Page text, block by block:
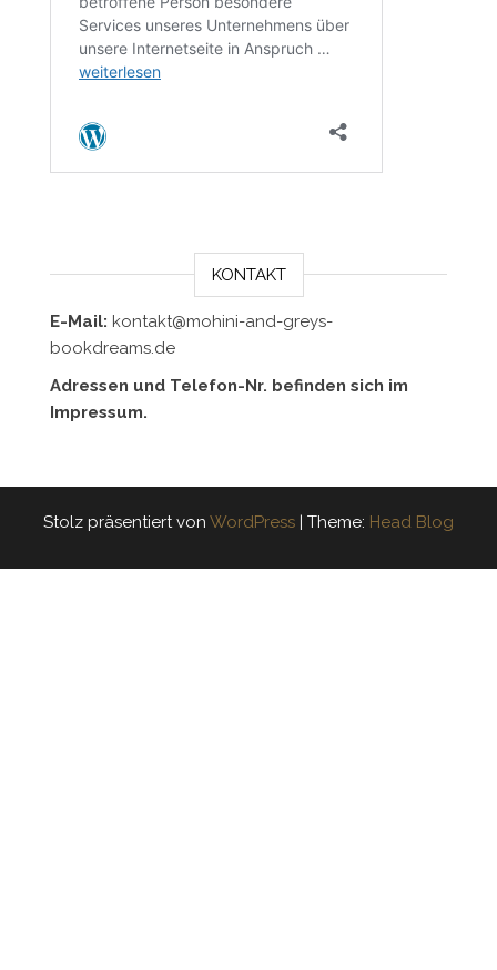
KONTAKT
E-Mail: kontakt@mohini-and-greys-
bookdreams.de
Adressen und Telefon-Nr. befinden sich im
Impressum.
Stolz präsentiert von WordPress | Theme: Head Blog